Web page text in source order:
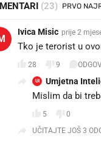
(23) PRVO
Ivica Misic prije 2
Tko je terorist u
28 9
UI Umjetna
Mislim da bi
5
0
UČITAJTE JOŠ 3